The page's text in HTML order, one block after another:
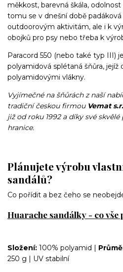
měkkost, barevná škála,
tomu se v dnešní době
outdoorovým aktivitám, ale i k
obojků pro psy nebo třeba k
Paracord 550 (nebo také typ III)
polyamidová splétaná šňůra,
polyamidovými vlákny.
Vyjímečné na šňůrách z naší
tradiční českou firmou Vemat
již od roku 1992 a díky své
hranice.
Plánujete výrobu
sandálů?
Co pořídit a bez čeho se
Huarache sandálky - co
Složení: 100% polyamid |
250 g | UV stabilní